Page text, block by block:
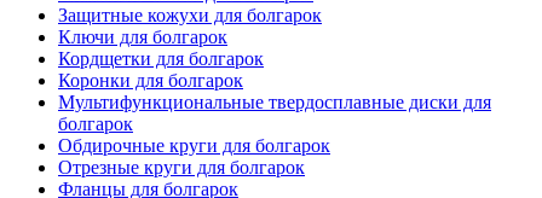
Защитные кожухи для болгарок
Ключи для болгарок
Кордщетки для болгарок
Коронки для болгарок
Мультифункциональные твердосплавные диски для
болгарок
Обдирочные круги для болгарок
Отрезные круги для болгарок
Фланцы для болгарок